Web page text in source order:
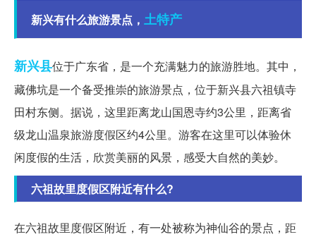
新兴有什么旅游景点， 土特产
新兴县位于广东省，是一个充满魅力的旅游胜地。其中，
藏佛坑是一个备受推崇的旅游景点，位于新兴县六祖镇寺
田村东侧。据说，这里距离龙山国恩寺约3公里，距离省
级龙山温泉旅游度假区约4公里。游客在这里可以体验休
闲度假的生活，欣赏美丽的风景，感受大自然的美妙。
六祖故里度假区附近有什么?
在六祖故里度假区附近，有一处被称为神仙谷的景点，距